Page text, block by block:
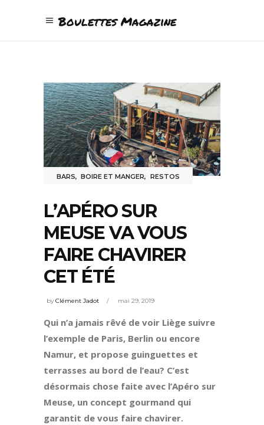
Boulettes Magazine
BARS,BOIRE ET MANGER, RESTOS
L’APÉRO SUR
MEUSE VA VOUS
FAIRE CHAVIRER
CET ÉTÉ
byClément Jadot mai 29, 2019
Qui n’a jamais rêvé de voir Liège suivre
l’exemple de Paris, Berlin ou encore
Namur, et propose guinguettes et
terrasses au bord de l’eau? C’est
désormais chose faite avec l’Apéro sur
Meuse, un concept gourmand qui
garantit de vous faire chavirer.